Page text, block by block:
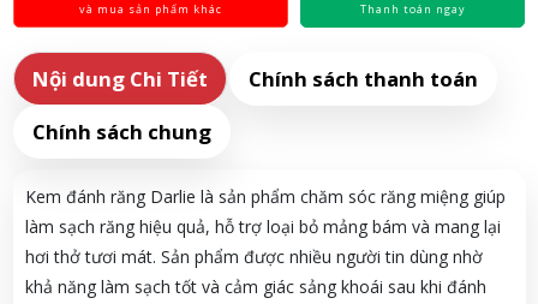
và mua sản phẩm khác Thanh toán ngay
Nội dung Chi Tiết
Chính sách thanh toán
Chính sách chung
Kem đánh răng Darlie là sản phẩm chăm sóc răng miệng giúp
làm sạch răng hiệu quả, hỗ trợ loại bỏ mảng bám và mang lại
hơi thở tươi mát. Sản phẩm được nhiều người tin dùng nhờ
khả năng làm sạch tốt và cảm giác sảng khoái sau khi đánh